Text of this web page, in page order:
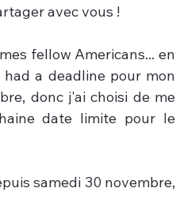
avec vous !
fellow Americans... en
a deadline pour mon
donc j'ai choisi de me
date limite pour le
samedi 30 novembre,